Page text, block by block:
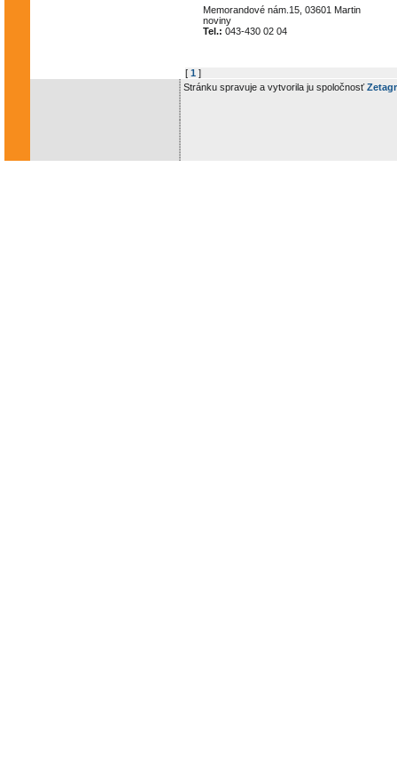
Memorandové nám.15, 03601 Martin
noviny
Tel.: 043-430 02 04
[ 1 ]
Stránku spravuje a vytvorila ju spoločnosť